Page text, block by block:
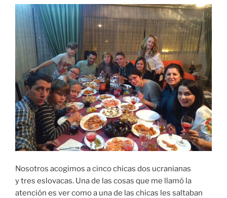
Nosotros acogimos a cinco chicas dos ucranianas
y tres eslovacas. Una de las cosas que me llamó la
atención es ver como a una de las chicas les saltaban